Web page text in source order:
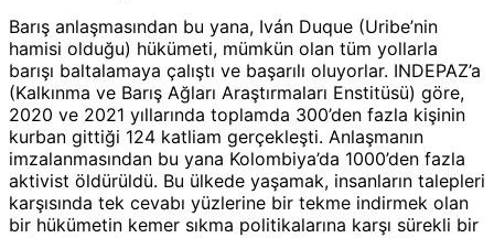
Barış anlaşmasından bu yana, Iván Duque (Uribe’nin
hamisi olduğu) hükümeti, mümkün olan tüm yollarla
barışı baltalamaya çalıştı ve başarılı oluyorlar. INDEPAZ’a
(Kalkınma ve Barış Ağları Araştırmaları Enstitüsü) göre,
2020 ve 2021 yıllarında toplamda 300’den fazla kişinin
kurban gittiği 124 katliam gerçekleşti. Anlaşmanın
imzalanmasından bu yana Kolombiya’da 1000’den fazla
aktivist öldürüldü. Bu ülkede yaşamak, insanların talepleri
karşısında tek cevabı yüzlerine bir tekme indirmek olan
bir hükümetin kemer sıkma politikalarına karşı sürekli bir